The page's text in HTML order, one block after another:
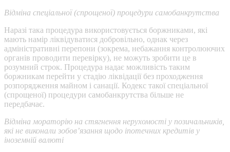
Відміна спеціальної (спрощеної) процедури самобанкрутства
Наразі така процедура використовується боржниками, які
мають намір ліквідуватися добровільно, однак через
адміністративні перепони (зокрема, небажання контролюючих
органів проводити перевірку), не можуть зробити це в
розумний строк. Процедура надає можливість таким
боржникам перейти у стадію ліквідації без проходження
розпорядження майном і санації. Кодекс такої спеціальної
(спрощеної) процедури самобанкрутства більше не
передбачає.
Відміна мораторію на стягнення нерухомості у позичальників,
які не виконали зобов’язання щодо іпотечних кредитів у
іноземній валюті